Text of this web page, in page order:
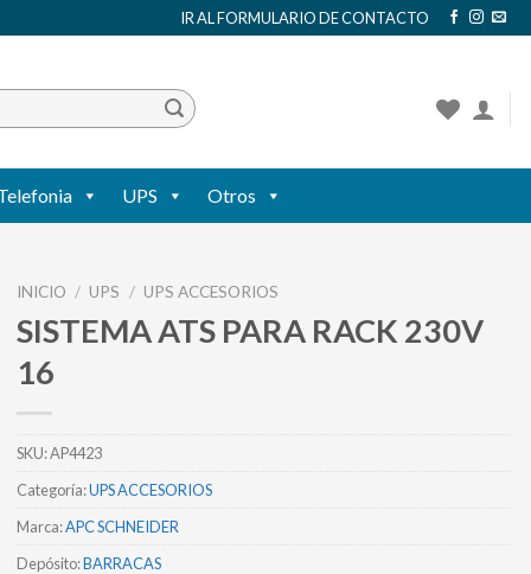
IR AL FORMULARIO DE CONTACTO
UPS Otros
INICIO / UPS / UPS ACCESORIOS
SISTEMA ATS PARA RACK 230V
16
SKU:AP4423
Categoría:UPS ACCESORIOS
Marca:APC SCHNEIDER
Depósito:BARRACAS